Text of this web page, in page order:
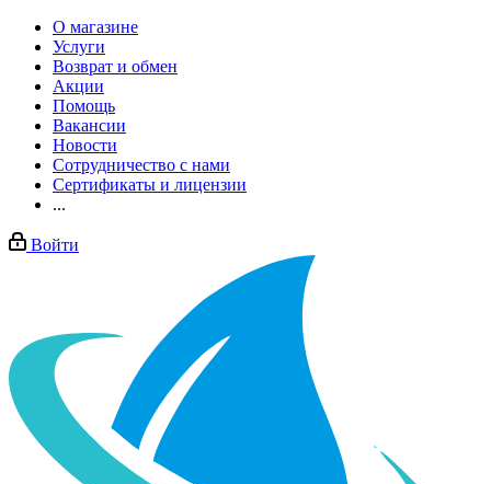
О магазине
Услуги
Возврат и обмен
Акции
Помощь
Вакансии
Новости
Сотрудничество с нами
Сертификаты и лицензии
...
Войти